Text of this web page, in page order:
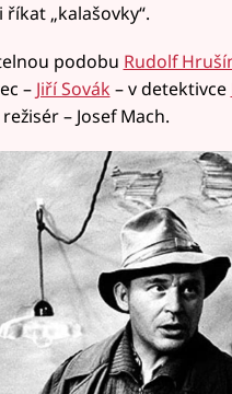
„kalašovky“.
podobu Rudolf
– Jiří Sovák – v detektivce
– Josef Mach.